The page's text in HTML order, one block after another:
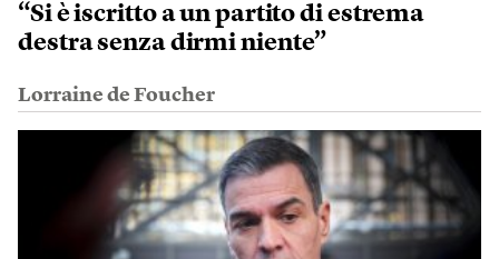
“Si è iscritto a un partito di estrema
destra senza dirmi niente”
Lorraine de Foucher